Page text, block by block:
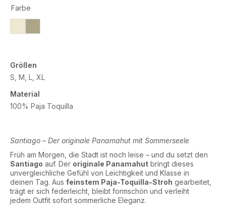
Farbe
Größen
S, M, L, XL
Material
100% Paja Toquilla
Santiago – Der originale Panamahut mit Sommerseele
Früh am Morgen, die Stadt ist noch leise – und du setzt den
Santiago auf. Der originale Panamahut bringt dieses
unvergleichliche Gefühl von Leichtigkeit und Klasse in
deinen Tag. Aus feinstem Paja-Toquilla-Stroh gearbeitet,
trägt er sich federleicht, bleibt formschön und verleiht
jedem Outfit sofort sommerliche Eleganz.